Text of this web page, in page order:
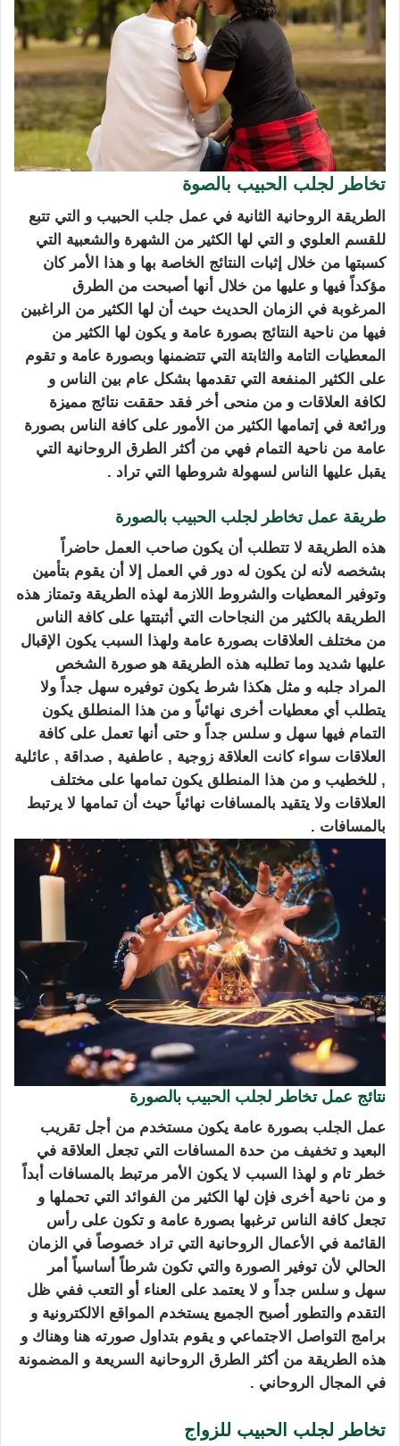
تخاطر لجلب الحبيب بالصوة
الطريقة الروحانية الثانية في عمل جلب الحبيب و التي تتبع
للقسم العلوي و التي لها الكثير من الشهرة والشعبية التي
كسبتها من خلال إثبات النتائج الخاصة بها و هذا الأمر كان
مؤكداً فيها و عليها من خلال أنها أصبحت من الطرق
المرغوبة في الزمان الحديث حيث أن لها الكثير من الراغبين
فيها من ناحية النتائج بصورة عامة و يكون لها الكثير من
المعطيات التامة والثابتة التي تتضمنها وبصورة عامة و تقوم
على الكثير المنفعة التي تقدمها بشكل عام بين الناس و
لكافة العلاقات و من منحى أخر فقد حققت نتائج مميزة
ورائعة في إتمامها الكثير من الأمور على كافة الناس بصورة
عامة من ناحية التمام فهي من أكثر الطرق الروحانية التي
يقبل عليها الناس لسهولة شروطها التي تراد .
طريقة عمل تخاطر لجلب الحبيب بالصورة
هذه الطريقة لا تتطلب أن يكون صاحب العمل حاضراً
بشخصه لأنه لن يكون له دور في العمل إلا أن يقوم بتأمين
وتوفير المعطيات والشروط اللازمة لهذه الطريقة وتمتاز هذه
الطريقة بالكثير من النجاحات التي أثبتتها على كافة الناس
من مختلف العلاقات بصورة عامة ولهذا السبب يكون الإقبال
عليها شديد وما تطلبه هذه الطريقة هو صورة الشخص
المراد جلبه و مثل هكذا شرط يكون توفيره سهل جداً ولا
يتطلب أي معطيات أخرى نهائياً و من هذا المنطلق يكون
التمام فيها سهل و سلس جداً و حتى أنها تعمل على كافة
العلاقات سواء كانت العلاقة زوجية , عاطفية , صداقة , عائلية
, للخطيب و من هذا المنطلق يكون تمامها على مختلف
العلاقات ولا يتقيد بالمسافات نهائياً حيث أن تمامها لا يرتبط
بالمسافات .
نتائج عمل تخاطر لجلب الحبيب بالصورة
عمل الجلب بصورة عامة يكون مستخدم من أجل تقريب
البعيد و تخفيف من حدة المسافات التي تجعل العلاقة في
خطر تام و لهذا السبب لا يكون الأمر مرتبط بالمسافات أبداً
و من ناحية أخرى فإن لها الكثير من الفوائد التي تحملها و
تجعل كافة الناس ترغبها بصورة عامة و تكون على رأس
القائمة في الأعمال الروحانية التي تراد خصوصاً في الزمان
الحالي لأن توفير الصورة والتي تكون شرطاً أساسياً أمر
سهل و سلس جداً و لا يعتمد على العناء أو التعب ففي ظل
التقدم والتطور أصبح الجميع يستخدم المواقع الالكترونية و
برامج التواصل الاجتماعي و يقوم بتداول صورته هنا وهناك و
هذه الطريقة من أكثر الطرق الروحانية السريعة و المضمونة
في المجال الروحاني .
تخاطر لجلب الحبيب للزواج